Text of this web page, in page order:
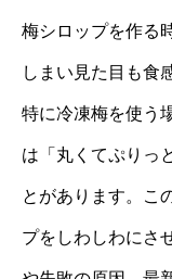
梅シロップを作る
しまい見た目も食
特に冷凍梅を使う
は「丸くてぷりっ
とがあります。こ
プをしわしわにさ